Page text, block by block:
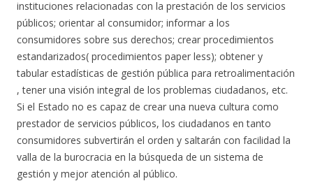
instituciones relacionadas con la prestación de los servicios
públicos; orientar al consumidor; informar a los
consumidores sobre sus derechos; crear procedimientos
estandarizados( procedimientos paper less); obtener y
tabular estadísticas de gestión pública para retroalimentación
, tener una visión integral de los problemas ciudadanos, etc.
Si el Estado no es capaz de crear una nueva cultura como
prestador de servicios públicos, los ciudadanos en tanto
consumidores subvertirán el orden y saltarán con facilidad la
valla de la burocracia en la búsqueda de un sistema de
gestión y mejor atención al público.